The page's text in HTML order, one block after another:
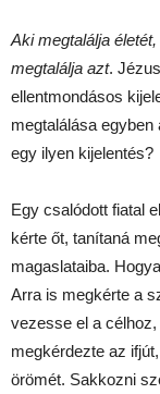
Aki megtalálja
megtalálja azt.
ellentmondásos
megtalálása
egy ilyen kijelentés?
Egy csalódott fiatal
kérte őt, tanítaná
magaslataiba.
Arra is megkérte a
vezesse el a
megkérdezte az
örömét. Sakkozni